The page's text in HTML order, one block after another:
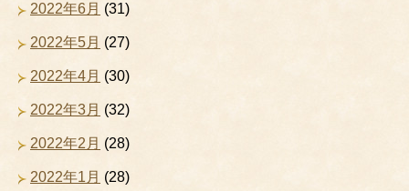
2022年6月 (31)
2022年5月 (27)
2022年4月 (30)
2022年3月 (32)
2022年2月 (28)
2022年1月 (28)